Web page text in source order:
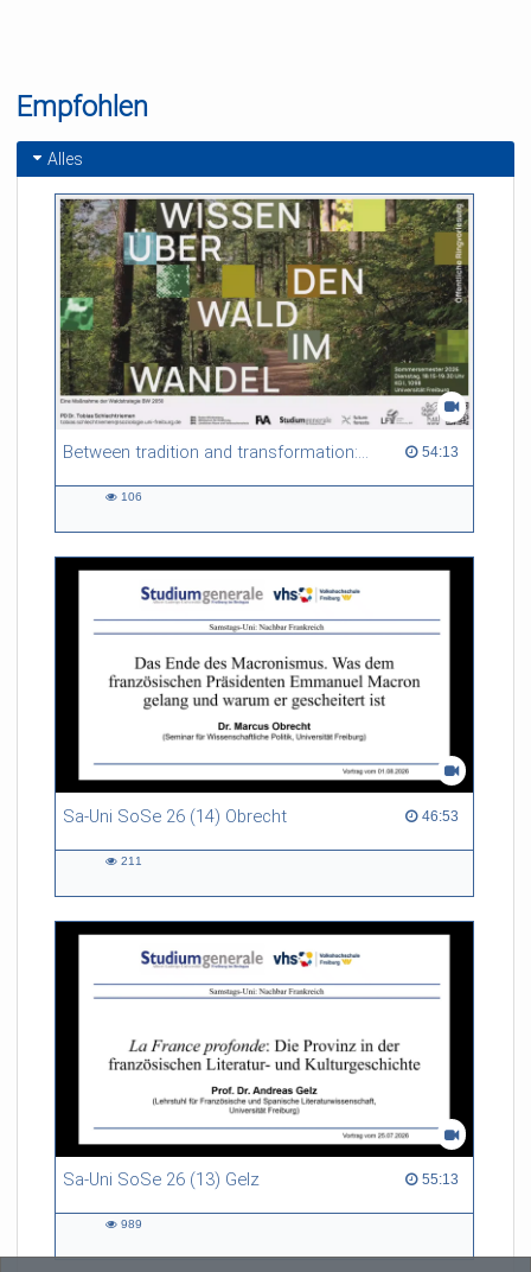
Empfohlen
Alles
Between tradition and transformation: how owners, advisers and institutions co-create knowledge for resilient forests in Europe 54:13
54:13 duration
106
Sa-Uni SoSe 26 (14) Obrecht 46:53
46:53 duration
211
Sa-Uni SoSe 26 (13) Gelz 55:13
55:13 duration
989